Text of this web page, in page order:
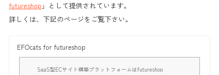
futureshop 」として提供されています。
詳しくは、下記のページをご覧下さい。
EFOcats for futureshop
SaaS型ECサイト構築プラットフォームはfutureshop